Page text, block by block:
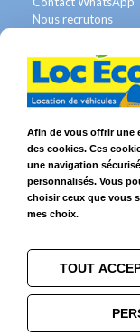
Nous recrutons
Légal
Franchises &
Données
Mentions Légales
Cookies
Suivez-nous sur
Afin de vous offrir une
des cookies. Ces
une navigation
personnalisés. Vous
choisir ceux que vous
mes choix.
TOUT